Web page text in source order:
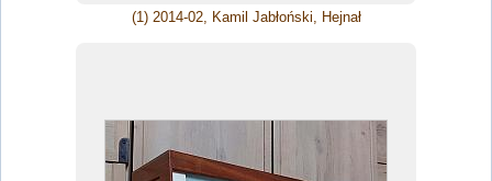
(1) 2014-02, Kamil Jabłoński, Hejnał